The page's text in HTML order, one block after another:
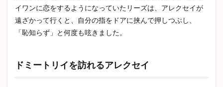
イワンに恋をするようになっていたリーズは、アレクセイが
遠ざかって行くと、自分の指をドアに挟んで押しつぶし、
「恥知らず」と何度も呟きました。
ドミートリイを訪れるアレクセイ